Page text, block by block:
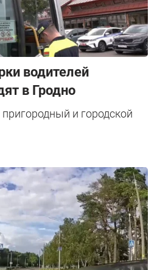
водителей
в Гродно
и городской